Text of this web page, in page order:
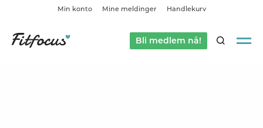
Min konto Mine meldinger Handlekurv
Bli medlem nå!SØK